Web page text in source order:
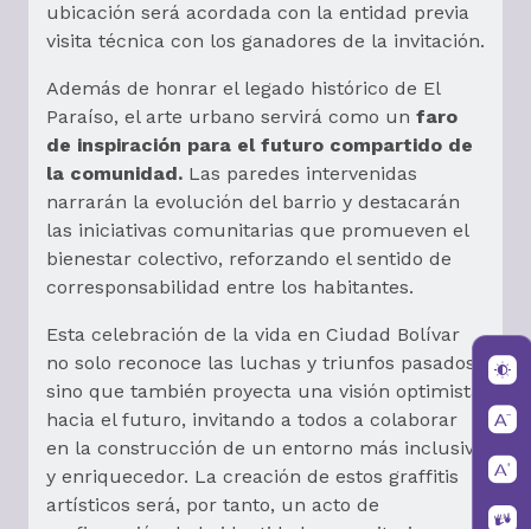
ubicación será acordada con la entidad previa
visita técnica con los ganadores de la invitación.
Además de honrar el legado histórico de El
Paraíso, el arte urbano servirá como un faro
de inspiración para el futuro compartido de
la comunidad. Las paredes intervenidas
narrarán la evolución del barrio y destacarán
las iniciativas comunitarias que promueven el
bienestar colectivo, reforzando el sentido de
corresponsabilidad entre los habitantes.
Esta celebración de la vida en Ciudad Bolívar
no solo reconoce las luchas y triunfos pasados,
sino que también proyecta una visión optimista
hacia el futuro, invitando a todos a colaborar
en la construcción de un entorno más inclusivo
y enriquecedor. La creación de estos graffitis
artísticos será, por tanto, un acto de